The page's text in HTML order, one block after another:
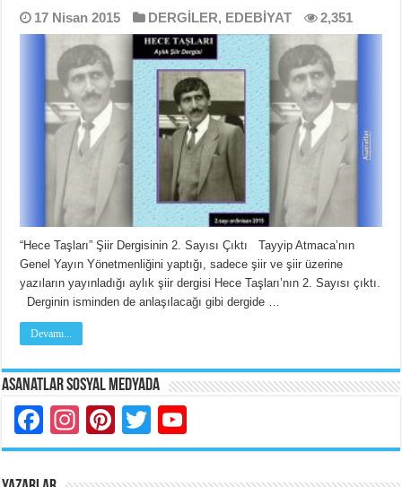
17 Nisan 2015 DERGİLER, EDEBİYAT 2,351
“Hece Taşları” Şiir Dergisinin 2. Sayısı Çıktı Tayyip Atmaca’nın
Genel Yayın Yönetmenliğini yaptığı, sadece şiir ve şiir üzerine
yazıların yayınladığı aylık şiir dergisi Hece Taşları’nın 2. Sayısı çıktı.
Derginin isminden de anlaşılacağı gibi dergide …
Devamı...
Asanatlar Sosyal Medyada
Facebook
Instagram
Pinterest
Twitter